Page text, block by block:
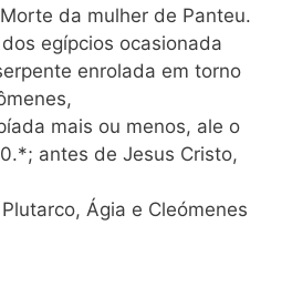
da mulher de Panteu.
egípcios ocasionada
enrolada em torno
mais ou menos, ale o
antes de Jesus Cristo,
Ágia e Cleómenes